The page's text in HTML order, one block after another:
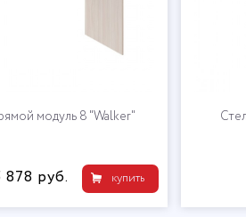
модуль 8 "Walker"
купить
878 руб.